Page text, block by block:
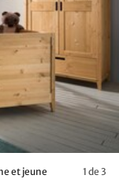
et jeune 1 de 3